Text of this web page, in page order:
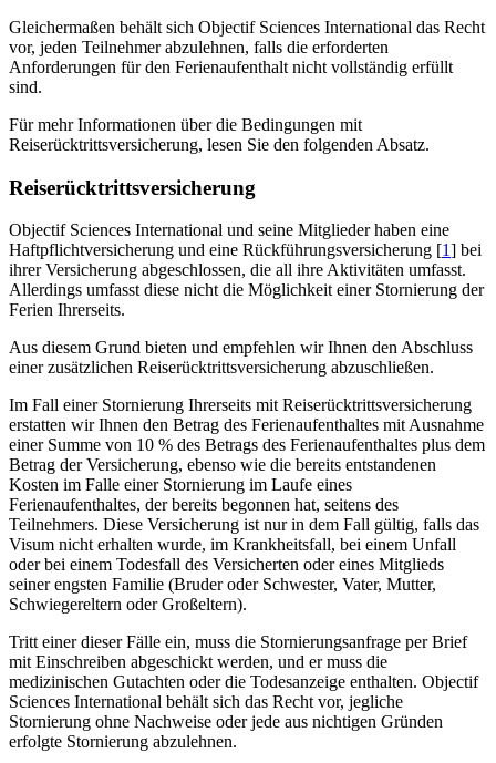
Gleichermaßen behält sich Objectif Sciences International das Recht
vor, jeden Teilnehmer abzulehnen, falls die erforderten
Anforderungen für den Ferienaufenthalt nicht vollständig erfüllt
sind.
Für mehr Informationen über die Bedingungen mit
Reiserücktrittsversicherung, lesen Sie den folgenden Absatz.
Reiserücktrittsversicherung
Objectif Sciences International und seine Mitglieder haben eine
Haftpflichtversicherung und eine Rückführungsversicherung [1] bei
ihrer Versicherung abgeschlossen, die all ihre Aktivitäten umfasst.
Allerdings umfasst diese nicht die Möglichkeit einer Stornierung der
Ferien Ihrerseits.
Aus diesem Grund bieten und empfehlen wir Ihnen den Abschluss
einer zusätzlichen Reiserücktrittsversicherung abzuschließen.
Im Fall einer Stornierung Ihrerseits mit Reiserücktrittsversicherung
erstatten wir Ihnen den Betrag des Ferienaufenthaltes mit Ausnahme
einer Summe von 10 % des Betrags des Ferienaufenthaltes plus dem
Betrag der Versicherung, ebenso wie die bereits entstandenen
Kosten im Falle einer Stornierung im Laufe eines
Ferienaufenthaltes, der bereits begonnen hat, seitens des
Teilnehmers. Diese Versicherung ist nur in dem Fall gültig, falls das
Visum nicht erhalten wurde, im Krankheitsfall, bei einem Unfall
oder bei einem Todesfall des Versicherten oder eines Mitglieds
seiner engsten Familie (Bruder oder Schwester, Vater, Mutter,
Schwiegereltern oder Großeltern).
Tritt einer dieser Fälle ein, muss die Stornierungsanfrage per Brief
mit Einschreiben abgeschickt werden, und er muss die
medizinischen Gutachten oder die Todesanzeige enthalten. Objectif
Sciences International behält sich das Recht vor, jegliche
Stornierung ohne Nachweise oder jede aus nichtigen Gründen
erfolgte Stornierung abzulehnen.